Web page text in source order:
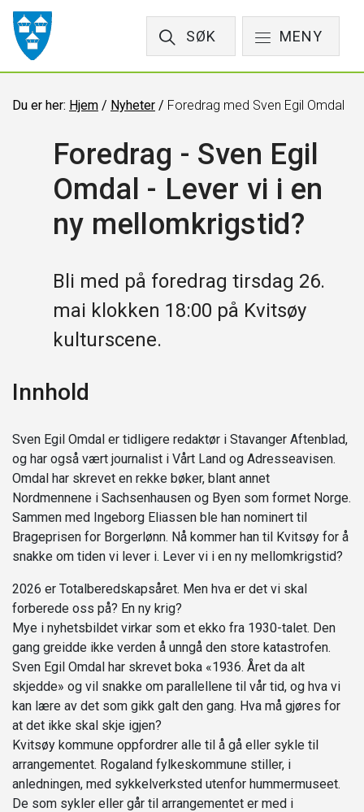
SØK MENY
Du er her: Hjem / Nyheter / Foredrag med Sven Egil Omdal
Foredrag - Sven Egil
Omdal - Lever vi i en
ny mellomkrigstid?
Bli med på foredrag tirsdag 26.
mai klokken 18:00 på Kvitsøy
kulturscene.
Innhold
Sven Egil Omdal er tidligere redaktør i Stavanger Aftenblad,
og har også vært journalist i Vårt Land og Adresseavisen.
Omdal har skrevet en rekke bøker, blant annet
Nordmennene i Sachsenhausen og Byen som formet Norge.
Sammen med Ingeborg Eliassen ble han nominert til
Brageprisen for Borgerlønn. Nå kommer han til Kvitsøy for å
snakke om tiden vi lever i. Lever vi i en ny mellomkrigstid?
2026 er Totalberedskapsåret. Men hva er det vi skal
forberede oss på? En ny krig?
Mye i nyhetsbildet virkar som et ekko fra 1930-talet. Den
gang greidde ikke verden å unngå den store katastrofen.
Sven Egil Omdal har skrevet boka «1936. Året da alt
skjedde» og vil snakke om parallellene til vår tid, og hva vi
kan lære av det som gikk galt den gang. Hva må gjøres for
at det ikke skal skje igjen?
Kvitsøy kommune oppfordrer alle til å gå eller sykle til
arrangementet. Rogaland fylkeskommune stiller, i
anledningen, med sykkelverksted utenfor hummermuseet.
De som sykler eller går til arrangementet er med i